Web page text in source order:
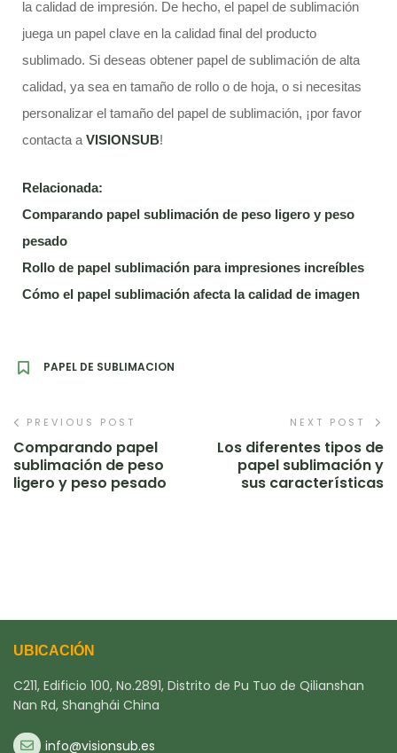
la calidad de impresión. De hecho, el papel de sublimación
juega un papel clave en la calidad final del producto
sublimado. Si deseas obtener papel de sublimación de alta
calidad, ya sea en tamaño de rollo o de hoja, o si necesitas
personalizar el tamaño del papel de sublimación, ¡por favor
contacta a VISIONSUB!
Relacionada:
Comparando papel sublimación de peso ligero y peso
pesado
Rollo de papel sublimación para impresiones increíbles
Cómo el papel sublimación afecta la calidad de imagen
PAPEL DE SUBLIMACION
PREVIOUS POST
Comparando papel
sublimación de peso
ligero y peso pesado
NEXT POST
Los diferentes tipos de
papel sublimación y
sus características
UBICACIÓN
C211, Edificio 100, No.2891, Distrito de Pu Tuo de Qilianshan
Nan Rd, Shanghái China
info@visionsub.es